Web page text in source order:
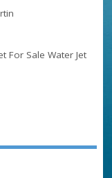
For Sale Water Jet